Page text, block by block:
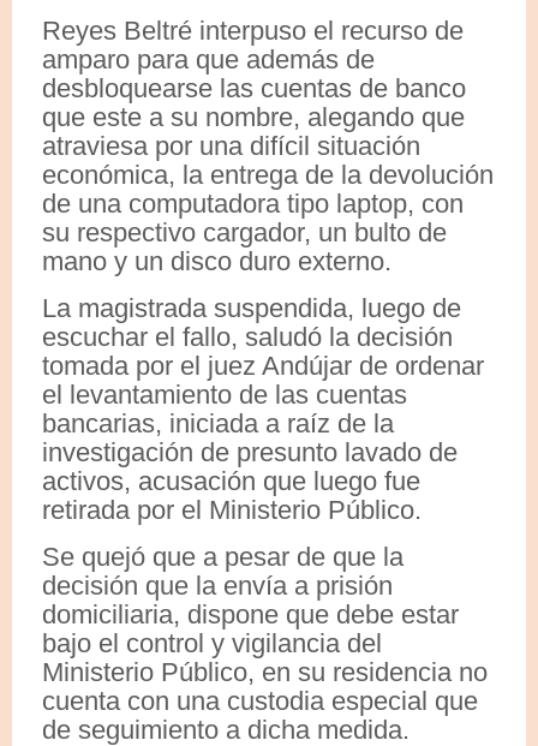
Reyes Beltré interpuso el recurso de
amparo para que además de
desbloquearse las cuentas de banco
que este a su nombre, alegando que
atraviesa por una difícil situación
económica, la entrega de la devolución
de una computadora tipo laptop, con
su respectivo cargador, un bulto de
mano y un disco duro externo.
La magistrada suspendida, luego de
escuchar el fallo, saludó la decisión
tomada por el juez Andújar de ordenar
el levantamiento de las cuentas
bancarias, iniciada a raíz de la
investigación de presunto lavado de
activos, acusación que luego fue
retirada por el Ministerio Público.
Se quejó que a pesar de que la
decisión que la envía a prisión
domiciliaria, dispone que debe estar
bajo el control y vigilancia del
Ministerio Público, en su residencia no
cuenta con una custodia especial que
de seguimiento a dicha medida.